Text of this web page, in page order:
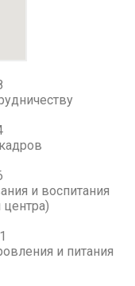
и воспитания
и питания